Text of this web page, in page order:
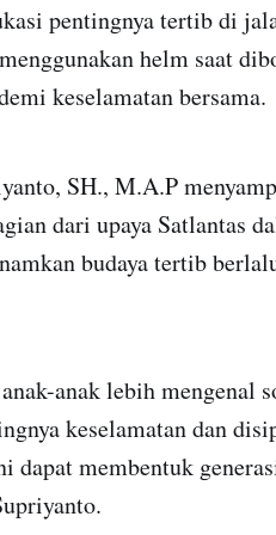
pentingnya tertib di
helm saat
keselamatan bersama.
SH., M.A.P
dari upaya Satlantas
budaya tertib
anak lebih mengenal
keselamatan dan
membentuk